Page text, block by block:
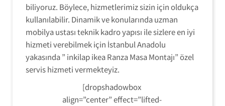
biliyoruz. Böylece, hizmetlerimiz sizin için oldukça
kullanılabilir. Dinamik ve konularında uzman
mobilya ustası teknik kadro yapısı ile sizlere en iyi
hizmeti verebilmek için İstanbul Anadolu
yakasında ” inkilap ikea Ranza Masa Montajı” özel
servis hizmeti vermekteyiz.
[dropshadowbox
align=”center” effect=”lifted-